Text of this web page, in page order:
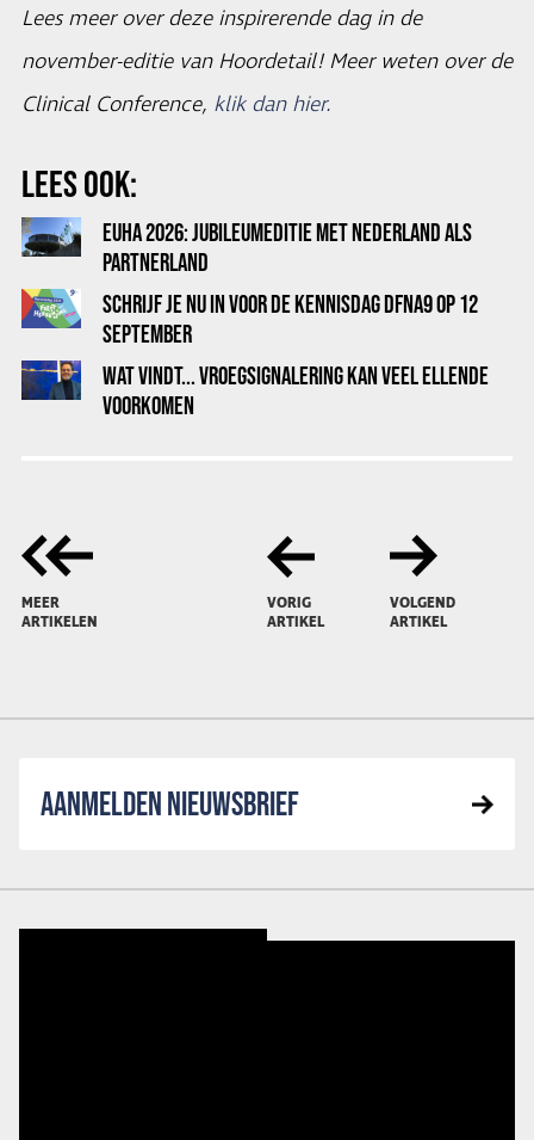
Lees meer over deze inspirerende dag in de
november-editie van Hoordetail! Meer weten over de
Clinical Conference, klik dan hier.
LEES OOK:
EUHA 2026: JUBILEUMEDITIE MET NEDERLAND ALS
PARTNERLAND
SCHRIJF JE NU IN VOOR DE KENNISDAG DFNA9 OP 12
SEPTEMBER
WAT VINDT... VROEGSIGNALERING KAN VEEL ELLENDE
VOORKOMEN
MEER
ARTIKELEN
VORIG
ARTIKEL
VOLGEND
ARTIKEL
AANMELDEN NIEUWSBRIEF